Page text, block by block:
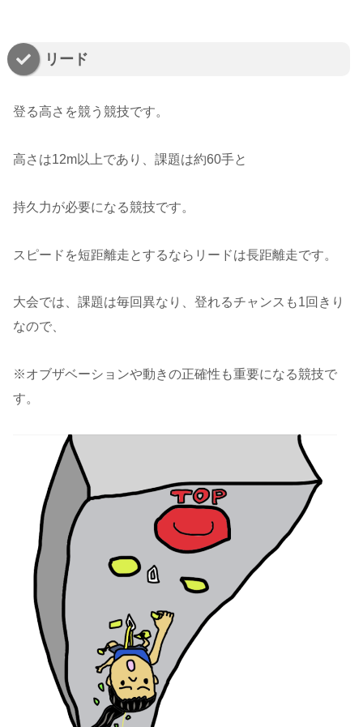
リード
登る高さを競う競技です。
高さは12m以上であり、課題は約60手と
持久力が必要になる競技です。
スピードを短距離走とするならリードは長距離走です。
大会では、課題は毎回異なり、登れるチャンスも1回きり
なので、
※オブザベーションや動きの正確性も重要になる競技で
す。